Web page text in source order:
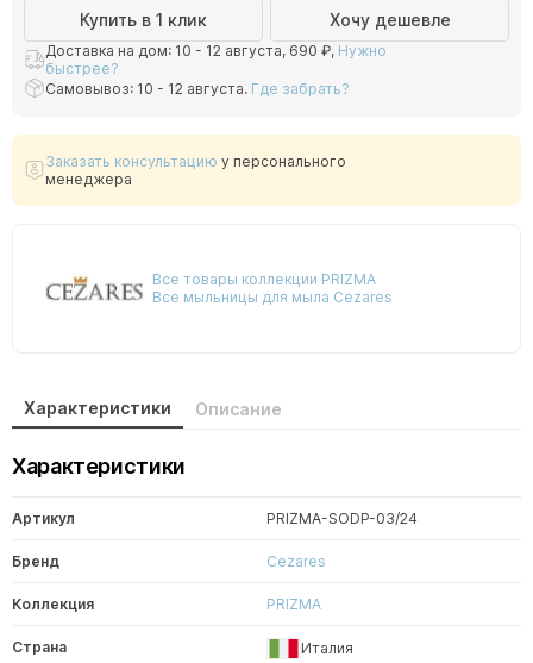
Купить в 1 клик Хочу дешевле
Доставка на дом: 10 - 12 августа, 690 ₽, Нужно
быстрее?
Самовывоз: 10 - 12 августа. Где забрать?
Заказать консультацию у персонального
менеджера
Все товары коллекции PRIZMA
Все мыльницы для мыла Cezares
Характеристики Описание
Характеристики
Артикул PRIZMA-SODP-03/24
Бренд Cezares
Коллекция PRIZMA
Страна Италия